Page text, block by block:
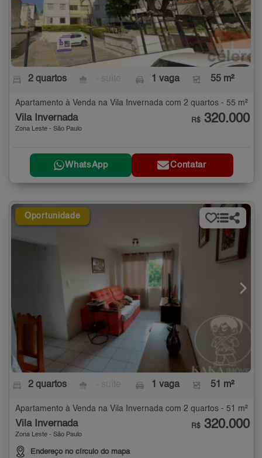
2 quartos 1 vaga 55 m²
Apartamento à Venda na Vila Invernada com 2 quartos - 55 m²
Vila Invernada
Zona Leste - São Paulo
R$ 320.000
WhatsApp Contatar
Oportunidade
2 quartos 1 vaga 51 m²
Apartamento à Venda na Vila Invernada com 2 quartos - 51 m²
Vila Invernada
Zona Leste - São Paulo
Endereço no círculo do mapa
R$ 320.000